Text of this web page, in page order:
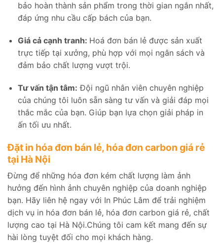
bảo hoàn thành sản phẩm trong thời gian ngắn nhất,
đáp ứng nhu cầu cấp bách của bạn.
Giá cả cạnh tranh: Hoá đơn bán lẻ được sản xuất
trực tiếp tại xưởng, phù hợp với mọi ngân sách và
đảm bảo chất lượng vượt trội.
Tư vấn tận tâm: Đội ngũ nhân viên chuyên nghiệp
của chúng tôi luôn sẵn sàng tư vấn và giải đáp mọi
thắc mắc của bạn. Giúp bạn lựa chọn giải pháp in
ấn tối ưu nhất.
Đặt in hóa đơn bán lẻ, hóa đơn carbon giá rẻ
tại Hà Nội
Đừng để những hóa đơn kém chất lượng làm ảnh
hưởng đến hình ảnh chuyên nghiệp của doanh nghiệp
bạn. Hãy liên hệ ngay với In Phúc Lâm để trải nghiệm
dịch vụ in hóa đơn bán lẻ, hóa đơn carbon giá rẻ, chất
lượng cao tại Hà Nội.Chúng tôi cam kết mang đến sự
hài lòng tuyệt đối cho mọi khách hàng.